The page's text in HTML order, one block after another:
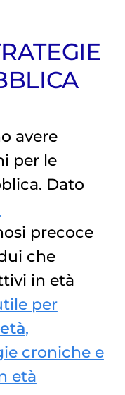
avere
per le
Dato
precoce
che
in età
per
,
croniche e
età